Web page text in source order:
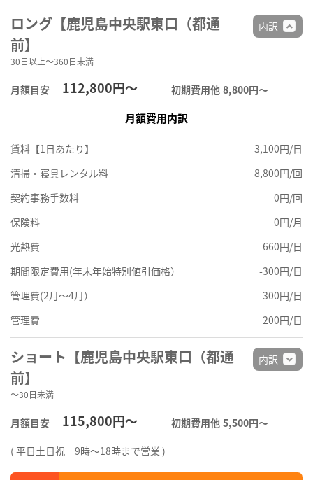
ロング【鹿児島中央駅東口（都通
前】
30日以上～360日未満
月額目安 112,800円～ 初期費用他 8,800円〜
内訳
月額費用内訳
賃料【1日あたり】
3,100円/日
清掃・寝具レンタル料
8,800円/回
契約事務手数料
0円/回
保険料
0円/月
光熱費
660円/日
期間限定費用(年末年始特別値引価格）
-300円/日
管理費(2月～4月）
300円/日
管理費
200円/日
ショート【鹿児島中央駅東口（都通
前】
～30日未満
月額目安 115,800円～ 初期費用他 5,500円〜
内訳
( 平日土日祝 9時～18時まで営業 )